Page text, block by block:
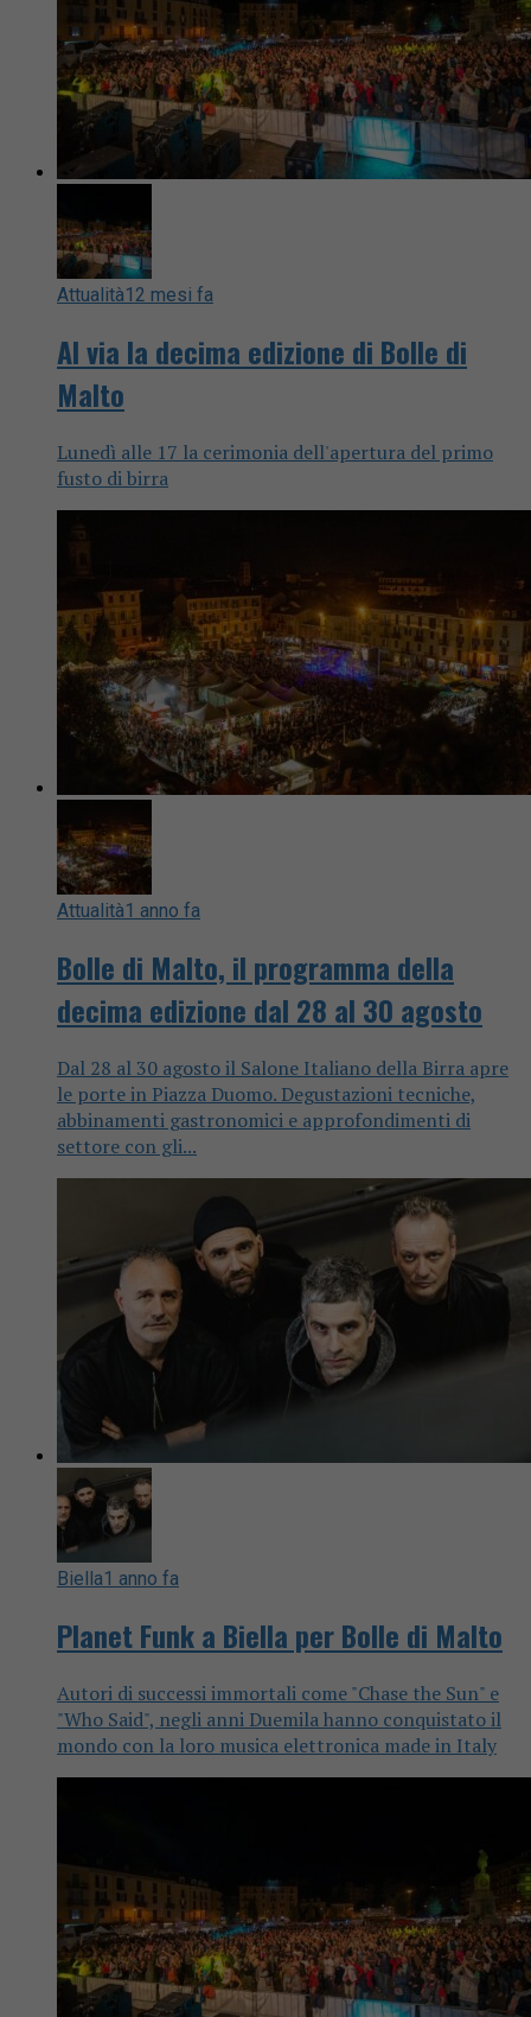
Attualità12 mesi fa
Al via la decima edizione di Bolle di
Malto
Lunedì alle 17 la cerimonia dell'apertura del primo
fusto di birra
Attualità1 anno fa
Bolle di Malto, il programma della
decima edizione dal 28 al 30 agosto
Dal 28 al 30 agosto il Salone Italiano della Birra apre
le porte in Piazza Duomo. Degustazioni tecniche,
abbinamenti gastronomici e approfondimenti di
settore con gli...
Biella1 anno fa
Planet Funk a Biella per Bolle di Malto
Autori di successi immortali come "Chase the Sun" e
"Who Said", negli anni Duemila hanno conquistato il
mondo con la loro musica elettronica made in Italy